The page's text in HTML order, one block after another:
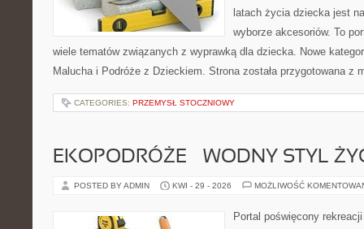
latach życia dziecka jest
wyborze akcesoriów. To
wiele tematów związanych z wyprawką dla dziecka. Nowe
Malucha i Podróże z Dzieckiem. Strona została przygotowana z
CATEGORIES: PRZEMYSŁ STOCZNIOWY
EKOPODRÓŻE – WODNY STYL
POSTED BY ADMIN KWI - 29 - 2026 MOŻLIWOŚĆ
Portal poświęcony